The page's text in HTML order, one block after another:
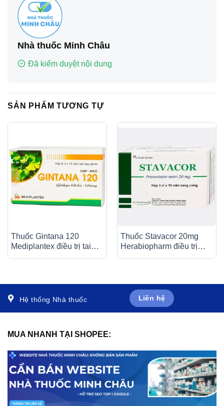
Nhà thuốc Minh Châu
Đã kiểm duyệt nội dung
SẢN PHẨM TƯƠNG TỰ
Thuốc Gintana 120
Mediplantex điều trị tai
Thuốc Stavacor 20mg
Herabiopharm điều trị
Hệ thống Nhà thuốc Liên hệ
MUA NHANH TẠI SHOPEE: